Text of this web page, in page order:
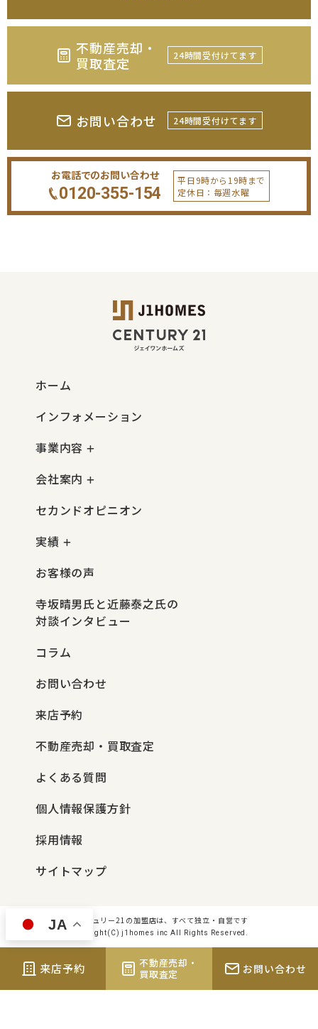
不動産売却・
買取査定
24時間受付けてます
お問い合わせ 24時間受付けてます
お電話でのお問い合わせ
0120-355-154
平日9時から19時まで
定休日：毎週水曜
ホーム
インフォメーション
事業内容
会社案内
セカンドオピニオン
実績
お客様の声
寺坂晴男氏と近藤泰之氏の
対談インタビュー
コラム
お問い合わせ
来店予約
不動産売却・買取査定
よくある質問
個人情報保護方針
採用情報
サイトマップ
センチュリー21の加盟店は、すべて独立・自営です
Copyright(C) j1homes inc All Rights Reserved.
来店予約
不動産売却・
買取査定
お問い合わせ
JA